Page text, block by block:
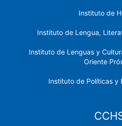
Instituto de
Instituto de Lengua,
Instituto de Lenguas y
Oriente
Instituto de Políticas y